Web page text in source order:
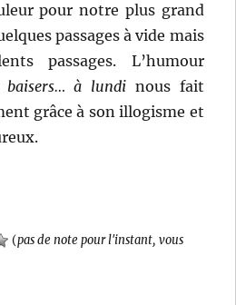
pour notre plus grand
passages à vide mais
passages. L’humour
baisers… à lundi nous fait
grâce à son illogisme et
(pas de note pour l'instant, vous